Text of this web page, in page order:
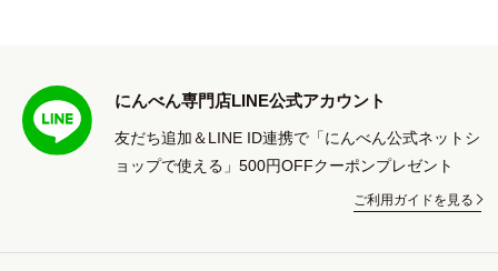
にんべん専門店LINE公式アカウント
友だち追加＆LINE ID連携で「にんべん公式ネットシ
ョップで使える」500円OFFクーポンプレゼント
ご利用ガイドを見る